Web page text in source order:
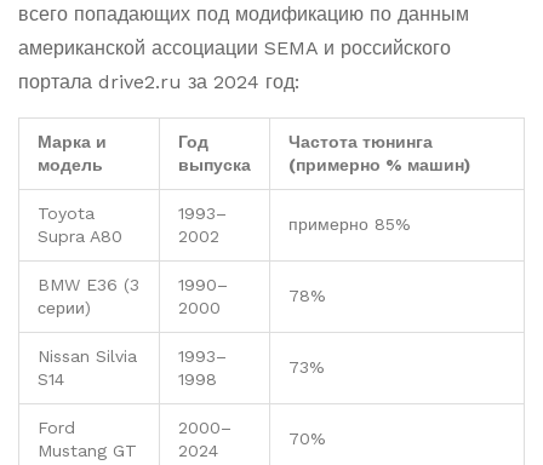
всего попадающих под модификацию по данным
американской ассоциации SEMA и российского
портала drive2.ru за 2024 год:
Марка и
модель
Год
выпуска
Частота тюнинга
(примерно % машин)
Toyota
Supra A80
1993–
2002
примерно 85%
BMW E36 (3
серии)
1990–
2000
78%
Nissan Silvia
S14
1993–
1998
73%
Ford
Mustang GT
2000–
2024
70%